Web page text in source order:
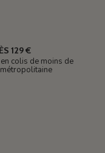
129 €
colis de moins de